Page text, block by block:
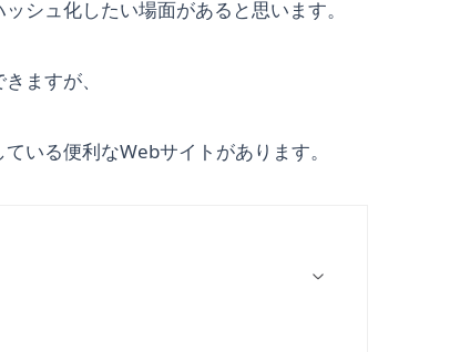
シュ化したい場面があると思います。
ますが、
いる便利なWebサイトがあります。